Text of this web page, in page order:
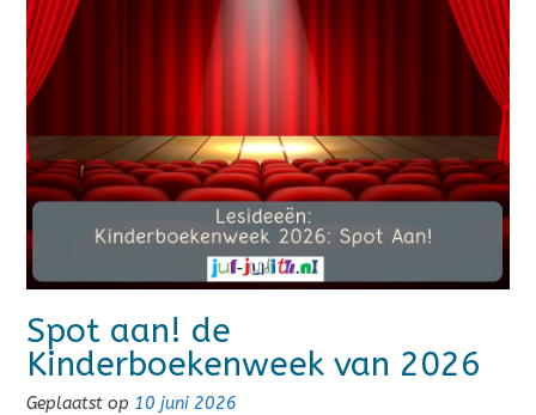
Spot aan! de
Kinderboekenweek van 2026
Geplaatst op 10 juni 2026